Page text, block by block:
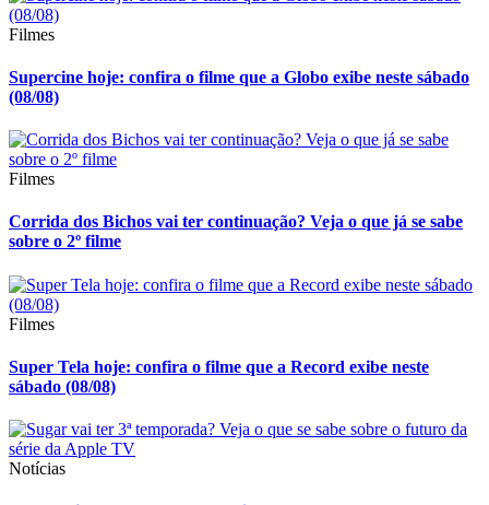
Filmes
Supercine hoje: confira o filme que a Globo exibe neste sábado
(08/08)
Filmes
Corrida dos Bichos vai ter continuação? Veja o que já se sabe
sobre o 2º filme
Filmes
Super Tela hoje: confira o filme que a Record exibe neste
sábado (08/08)
Notícias